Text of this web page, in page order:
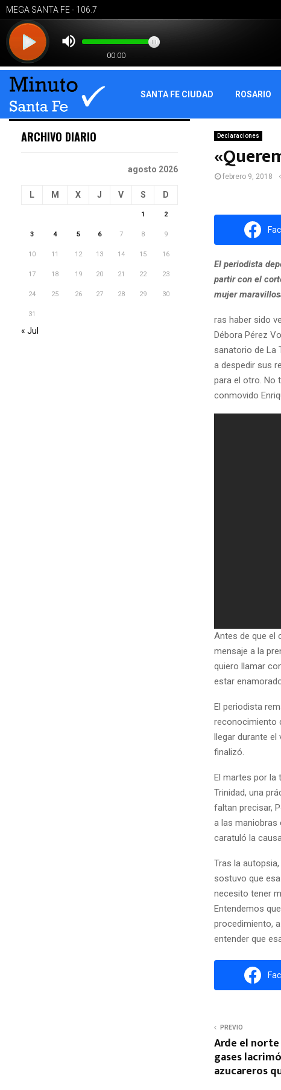
SANTA FE CIUDAD ROSARIO
Declaraciones
febrero 9, 2018
El periodista
partir con el
mujer
ras haber sido
Débora Pérez
sanatorio de La
a despedir sus
para el otro. No
conmovido
Antes de que el
mensaje a la
quiero llamar
estar
El periodista
reconocimiento
llegar durante el
finalizó.
El martes por la
Trinidad, una
faltan precisar,
a las maniobras
caratuló la
Tras la
sostuvo que
necesito tener
Entendemos
procedimiento,
entender que
PREVIO
Arde el norte
gases
azucareros
ARCHIVO DIARIO
agosto 2026
L M X J V S D
1 2
3 4 5 6 7 8 9
10 11 12 13 14 15 16
17 18 19 20 21 22 23
24 25 26 27 28 29 30
31
« Jul